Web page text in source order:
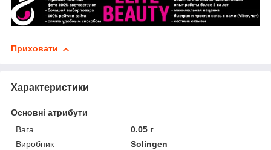
Приховати
Характеристики
Основні атрибути
Вага
0.05 г
Виробник
Solingen